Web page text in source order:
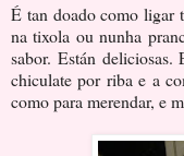
É tan doado como ligar
na tixola ou nunha
sabor. Están
chiculate por riba e a
como para merendar, e